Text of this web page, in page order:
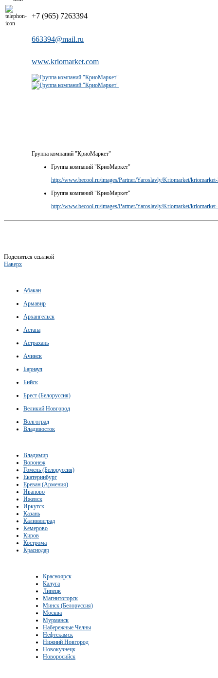
+7 (965) 7263394
663394@mail.ru
www.kriomarket.com
Группа компаний "КриоМаркет"
Группа компаний "КриоМаркет"
http://www.becool.ru/images/Partner/Yaroslavly/Kriomarket/
Группа компаний "КриоМаркет"
http://www.becool.ru/images/Partner/Yaroslavly/Kriomarket/
Поделиться ссылкой
Наверх
Абакан
Армавир
Архангельск
Астана
Астрахань
Ачинск
Барнаул
Бийск
Брест (Белоруссия)
Великий Новгород
Волгоград
Владивосток
Владимир
Воронеж
Гомель (Белоруссия)
Екатеринбург
Ереван (Армения)
Иваново
Ижевск
Иркутск
Казань
Калининград
Кемерово
Киров
Кострома
Краснодар
Красноярск
Калуга
Липецк
Магнитогорск
Минск (Белоруссия)
Москва
Мурманск
Набережные Челны
Нефтекамск
Нижний Новгород
Новокузнецк
Новоросийск